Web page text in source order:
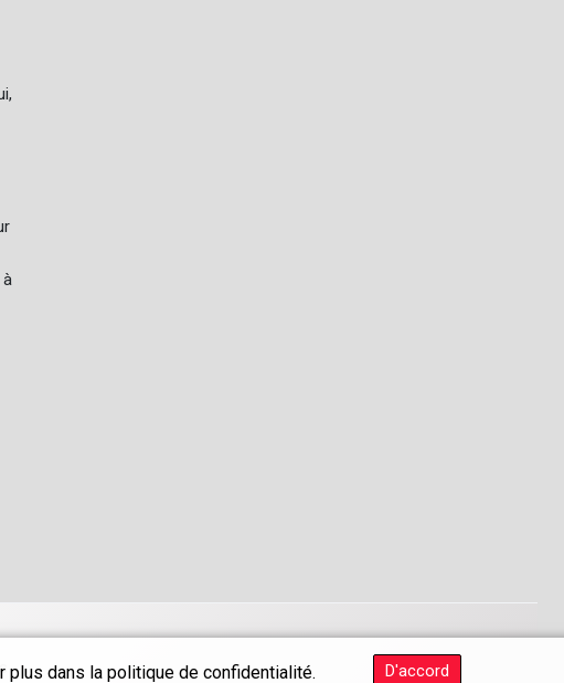
dans la politique de confidentialité. D'accord